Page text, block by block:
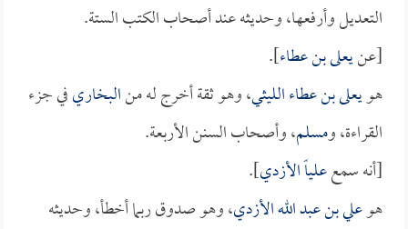
التعديل وأرفعها، وحديثه عند أصحاب الكتب الستة.
[عنيعلى بن عطاء].
هويعلى بن عطاء الليثي، وهو ثقة أخرج له منالبخاريفي جزء
القراءة، ومسلم، وأصحاب السنن الأربعة.
[أنه سمععلياً الأزدي].
هوعلي بن عبد الله الأزدي، وهو صدوق ربما أخطأ، وحديثه